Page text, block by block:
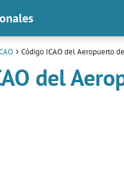
Código ICAO del Aeropuerto
del